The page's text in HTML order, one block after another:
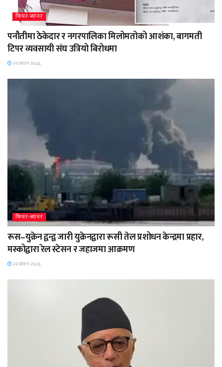
फिचर-ब्यानर
पनौतीमा ठेकेदार र नगरपालिका मिलोमतोको आशंका, बागमती
टिपर व्यवसायी संघ उत्रियो बिरोधमा
२२ साउन २०८३,
फिचर-ब्यानर
रूस–युक्रेन द्वन्द्व जारी युक्रेनद्वारा रूसी तेल प्रशोधन केन्द्रमा प्रहार,
मस्कोद्वारा रेल स्टेसन र जहाजमा आक्रमण
२२ साउन २०८३,